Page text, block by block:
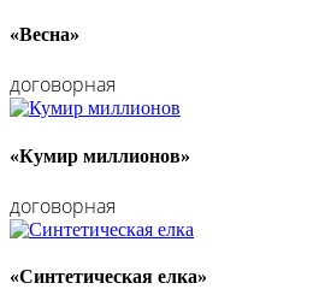
«Весна»
договорная
«Кумир миллионов»
договорная
«Синтетическая елка»